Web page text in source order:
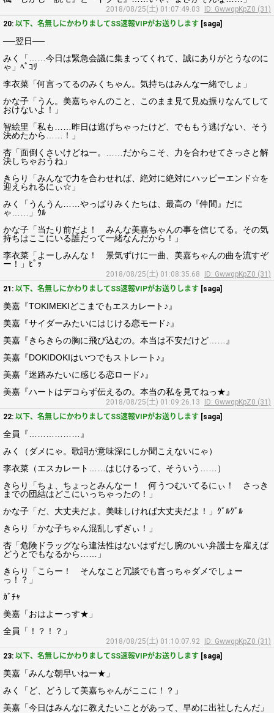
2018/08/25(土) 01:07:49.03
ID: GwwqpKpZ0 (31)
20: 以下、名無しにかわりましてSS速報VIPがお送りします [saga]
──翌日──
みく「……今日は緊急会議に集まってくれて、誠にありがとうなのに
ゃ」ﾍﾟｺﾘ
李衣菜「何言ってるのみくちゃん。気持ちはみんな一緒でしょ」
かな子「うん。美嘉ちゃんのこと、このまま見て見ぬ振りなんてして
おけないよ！」
智絵里「私も……昨日は逃げちゃったけど、でももう逃げない、そう
決めたから……！」
杏「面倒くさいけどねー。……だからこそ、力を合わせてさっさと解
決しちゃおうね」
きらり「みんなで力を合わせれば、絶対に絶対にハッピーエンド☆を
迎えられるにぃ☆」
みく「うんうん……やっぱりみくたちは、最高の『仲間』だに
ゃ……」ｳﾙ
かな子「当たり前だよ！ みんな美嘉ちゃんの事を信じてる。その気
持ちはここにいる誰だって一緒なんだから！」
李衣菜「よーしみんな！ 景気ずけに一曲、美嘉ちゃんの曲を流すぞ
ー！」ﾋﾟｯ
2018/08/25(土) 01:08:35.68
ID: GwwqpKpZ0 (31)
21: 以下、名無しにかわりましてSS速報VIPがお送りします [saga]
美嘉『TOKIMEKIどこまでもエスカレート♪』
美嘉『サイダーみたいにはじける恋モード♪』
美嘉『きらきらの胸に飛び込むの。本当は不安だけど……』
美嘉『DOKIDOKIはいつでもストレート♪』
美嘉『迷路みたいに感じる恋ロード♪』
美嘉『ハートはデコらず伝えるの。本当の私を見てねっ★』
2018/08/25(土) 01:09:26.13
ID: GwwqpKpZ0 (31)
22: 以下、名無しにかわりましてSS速報VIPがお送りします [saga]
全員『………………』
みく（ダメにゃ。歌詞が意味深にしか聞こえないにゃ）
李衣菜（エスカレート……はじけるって、そういう……）
きらり「ちょ、ちょっとみんなー！ 何うつむいてるにぃ！ さっき
までの団結はどこにいっちゃったの！」
かな子「だ、大丈夫だよ。美味しければ大丈夫だよ！」ｸﾞﾙｸﾞﾙ
きらり「かな子ちゃん混乱しずぎぃ！」
杏「危険ドラッグなら違法性はないはずだし腕のいい弁護士を雇えば
どうとでもなるから……」
きらり「こらー！ そんなこと冗談でも言っちゃダメでしょー
っ！？」
ｶﾞﾁｬ
美嘉「おはよーっす★」
全員「！？！？」
2018/08/25(土) 01:10:07.92
ID: GwwqpKpZ0 (31)
23: 以下、名無しにかわりましてSS速報VIPがお送りします [saga]
美嘉「みんな朝早いねー★」
みく「ど、どうして美嘉ちゃんがここに！？」
美嘉「今日はみんなに教えたいことがあって、早めに出社したんだ」